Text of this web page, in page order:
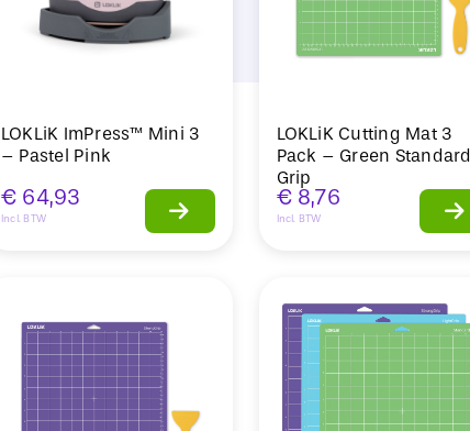
LOKLiK ImPress™ Mini 3
– Pastel Pink
€ 64,93
Incl. BTW
LOKLiK Cutting Mat 3
Pack – Green Standard
Grip
€8,76
Incl. BTW